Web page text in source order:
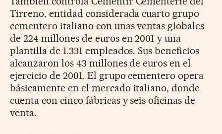
Tirreno, entidad considerada cuarto grupo
cementero italiano con unas ventas globales
de 224 millones de euros en 2001 y una
plantilla de 1.331 empleados. Sus beneficios
alcanzaron los 43 millones de euros en el
ejercicio de 2001. El grupo cementero opera
básicamente en el mercado italiano, donde
cuenta con cinco fábricas y seis oficinas de
venta.